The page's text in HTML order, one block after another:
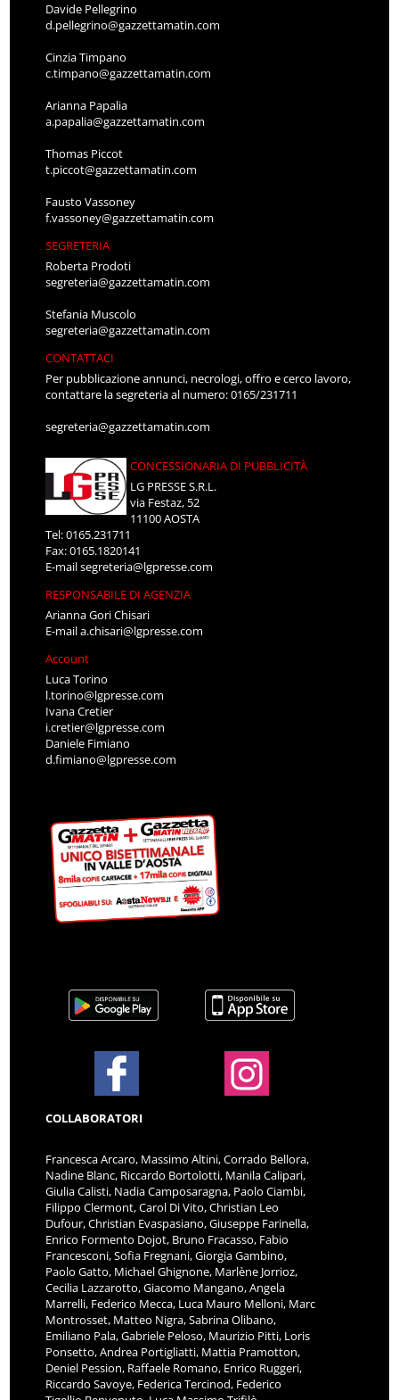
Davide Pellegrino
d.pellegrino@gazzettamatin.com
Cinzia Timpano
c.timpano@gazzettamatin.com
Arianna Papalia
a.papalia@gazzettamatin.com
Thomas Piccot
t.piccot@gazzettamatin.com
Fausto Vassoney
f.vassoney@gazzettamatin.com
SEGRETERIA
Roberta Prodoti
segreteria@gazzettamatin.com
Stefania Muscolo
segreteria@gazzettamatin.com
CONTATTACI
Per pubblicazione annunci, necrologi, offro e cerco lavoro,
contattare la segreteria al numero: 0165/231711
segreteria@gazzettamatin.com
CONCESSIONARIA DI PUBBLICITÀ
LG PRESSE S.R.L.
via Festaz, 52
11100 AOSTA
Tel: 0165.231711
Fax: 0165.1820141
E-mailsegreteria@lgpresse.com
RESPONSABILE DI AGENZIA
Arianna Gori Chisari
E-maila.chisari@lgpresse.com
Account
Luca Torino
l.torino@lgpresse.com
Ivana Cretier
i.cretier@lgpresse.com
Daniele Fimiano
d.fimiano@lgpresse.com
COLLABORATORI
Francesca Arcaro, Massimo Altini, Corrado Bellora,
Nadine Blanc, Riccardo Bortolotti, Manila Calipari,
Giulia Calisti, Nadia Camposaragna, Paolo Ciambi,
Filippo Clermont, Carol Di Vito, Christian Leo
Dufour, Christian Evaspasiano, Giuseppe Farinella,
Enrico Formento Dojot, Bruno Fracasso, Fabio
Francesconi, Sofia Fregnani, Giorgia Gambino,
Paolo Gatto, Michael Ghignone, Marlène Jorrioz,
Cecilia Lazzarotto, Giacomo Mangano, Angela
Marrelli, Federico Mecca, Luca Mauro Melloni, Marc
Montrosset, Matteo Nigra, Sabrina Olibano,
Emiliano Pala, Gabriele Peloso, Maurizio Pitti, Loris
Ponsetto, Andrea Portigliatti, Mattia Pramotton,
Deniel Pession, Raffaele Romano, Enrico Ruggeri,
Riccardo Savoye, Federica Tercinod, Federico